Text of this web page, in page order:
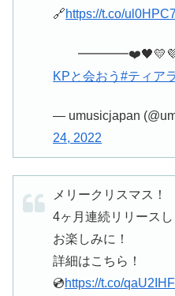
🔗https://t.co/
KPと会おう #ティア
— umusicjapan
24, 2022
メリークリスマス！
4ヶ月連続リリースし
お楽しみに！
詳細はこちら！
💿https://t.co/